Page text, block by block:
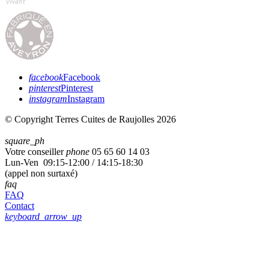
facebookFacebook
pinterestPinterest
instagramInstagram
© Copyright Terres Cuites de Raujolles 2026
square_ph
Votre conseillerphone 05 65 60 14 03
Lun-Ven 09:15-12:00 / 14:15-18:30
(appel non surtaxé)
faq
FAQ
Contact
keyboard_arrow_up